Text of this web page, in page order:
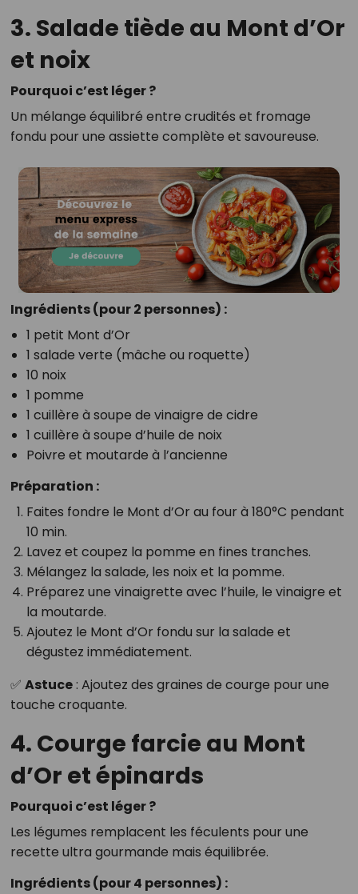
3. Salade tiède au Mont d’Or
et noix
Pourquoi c’est léger ?
Un mélange équilibré entre crudités et fromage
fondu pour une assiette complète et savoureuse.
Ingrédients (pour 2 personnes) :
1 petit Mont d’Or
1 salade verte (mâche ou roquette)
10 noix
1 pomme
1 cuillère à soupe de vinaigre de cidre
1 cuillère à soupe d’huile de noix
Poivre et moutarde à l’ancienne
Préparation :
Faites fondre le Mont d’Or au four à 180°C pendant
10 min.
Lavez et coupez la pomme en fines tranches.
Mélangez la salade, les noix et la pomme.
Préparez une vinaigrette avec l’huile, le vinaigre et
la moutarde.
Ajoutez le Mont d’Or fondu sur la salade et
dégustez immédiatement.
✅ Astuce: Ajoutez des graines de courge pour une
touche croquante.
4. Courge farcie au Mont
d’Or et épinards
Pourquoi c’est léger ?
Les légumes remplacent les féculents pour une
recette ultra gourmande mais équilibrée.
Ingrédients (pour 4 personnes) :